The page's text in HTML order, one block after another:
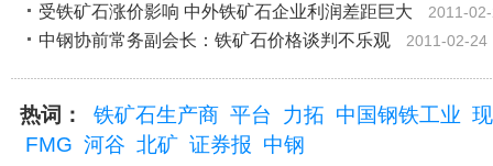
受铁矿石涨价影响 中外铁矿石企业利润差距巨大 2011-
中钢协前常务副会长：铁矿石价格谈判不乐观 2011-02-24
热词： 铁矿石生产商 平台 力拓 中国钢铁工业
FMG 河谷 北矿 证券报 中钢